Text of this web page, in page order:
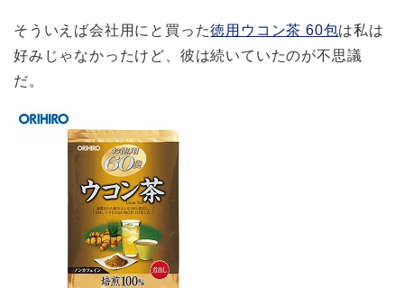
そういえば会社用にと買った徳用ウコン茶 60包は私は
好みじゃなかったけど、彼は続いていたのが不思議
だ。